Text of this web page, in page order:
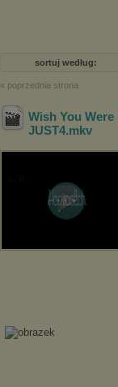
sortuj według:
« poprzednia strona
Wish You Were
JUST4.mkv